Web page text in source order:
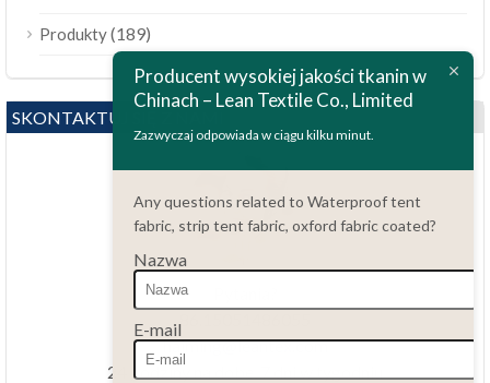
Produkty(189)
SKONTAKTUJ SIĘ Z NAMI
86.15051486055
haiming@leantex.com
24 godziny na dobę, 7 dni w tygodniu
Producent wysokiej jakości tkanin w
Chinach – Lean Textile Co., Limited
Zazwyczaj odpowiada w ciągu kilku minut.
Any questions related to Waterproof tent
fabric, strip tent fabric, oxford fabric coated?
Nazwa
E-mail
Español
Português do Brasil
Türkçe
Tiếng Việt
العربية
Bahasa Indonesia
Bahasa Melayu
ไทย